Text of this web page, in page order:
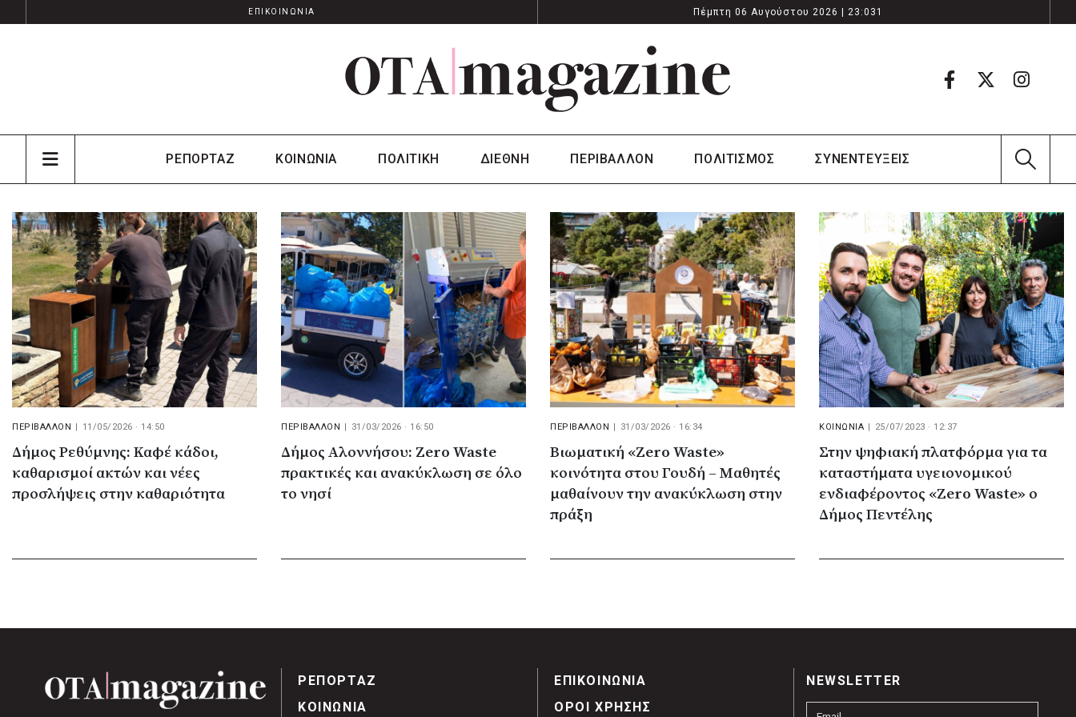
ΕΠΙΚΟΙΝΩΝΙΑ Πέμπτη 06 Αυγούστου 2026 | 23:031
ΡΕΠΟΡΤΑΖ ΚΟΙΝΩΝΙΑ ΠΟΛΙΤΙΚΗ ΔΙΕΘΝΗ ΠΕΡΙΒΑΛΛΟΝ ΠΟΛΙΤΙΣΜΟΣ ΣΥΝΕΝΤΕΥΞΕΙΣ
ΠΕΡΙΒΑΛΛΟΝ | 11/05/2026 · 14:50
Δήμος Ρεθύμνης: Καφέ κάδοι,
καθαρισμοί ακτών και νέες
προσλήψεις στην καθαριότητα
ΠΕΡΙΒΑΛΛΟΝ | 31/03/2026 · 16:50
Δήμος Αλοννήσου: Zero Waste
πρακτικές και ανακύκλωση σε όλο
το νησί
ΠΕΡΙΒΑΛΛΟΝ | 31/03/2026 · 16:34
Βιωματική «Zero Waste»
κοινότητα στου Γουδή – Μαθητές
μαθαίνουν την ανακύκλωση στην
πράξη
ΚΟΙΝΩΝΙΑ | 25/07/2023 · 12:37
Στην ψηφιακή πλατφόρμα για τα
καταστήματα υγειονομικού
ενδιαφέροντος «Zero Waste» ο
Δήμος Πεντέλης
ΡΕΠΟΡΤΑΖ
ΚΟΙΝΩΝΙΑ
ΕΠΙΚΟΙΝΩΝΙΑ
ΟΡΟΙ ΧΡΗΣΗΣ
NEWSLETTER